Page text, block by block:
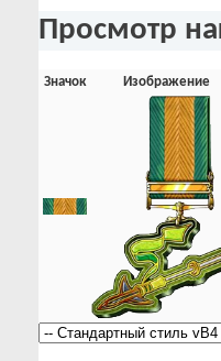
Просмотр
Значок
Изображение